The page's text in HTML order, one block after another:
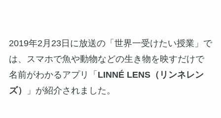
2019年2月23日に放送の「世界一受けたい授業」で
は、スマホで魚や動物などの生き物を映すだけで
名前がわかるアプリ「 LINNÉ LENS（リンネレン
ズ）
」が紹介されました。